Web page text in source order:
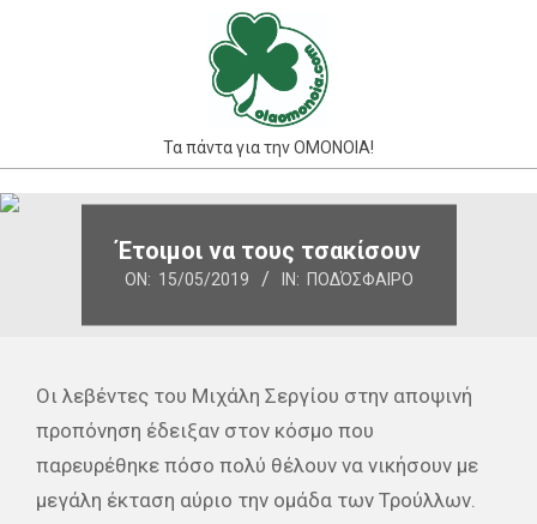
Τα πάντα για την ΟΜΟΝΟΙΑ!
Primary
Έτοιμοι να τους τσακίσουν
ON: 15/05/2019 IN: ΠΟΔΌΣΦΑΙΡΟ
Οι λεβέντες του Μιχάλη Σεργίου στην αποψινή
προπόνηση έδειξαν στον κόσμο που
παρευρέθηκε πόσο πολύ θέλουν να νικήσουν με
μεγάλη έκταση αύριο την ομάδα των Τρούλλων.